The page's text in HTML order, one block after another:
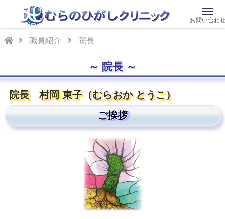
職員紹介 院長
院長
院長 村岡 東子（むらおか とうこ）
ご挨拶
お問い合わ